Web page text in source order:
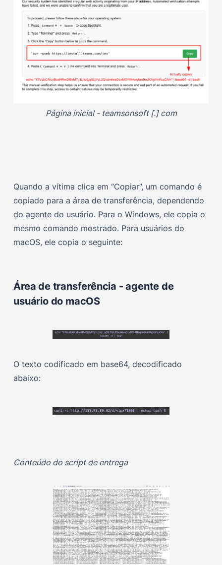
Página inicial - teamsonsoft [.] com
Quando a vítima clica em “Copiar”, um comando é
copiado para a área de transferência, dependendo
do agente do usuário. Para o Windows, ele copia o
mesmo comando mostrado. Para usuários do
macOS, ele copia o seguinte:
Área de transferência - agente de
usuário do macOS
O texto codificado em base64, decodificado
abaixo:
Conteúdo do script de entrega